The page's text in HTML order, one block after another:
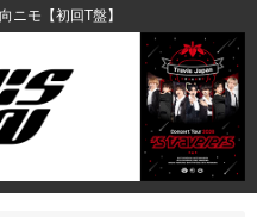
ニモ【初回T盤】